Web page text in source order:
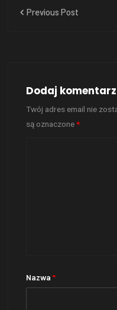
Previous Post
Dodaj komentarz
Twój adres email nie
są oznaczone*
Nazwa*